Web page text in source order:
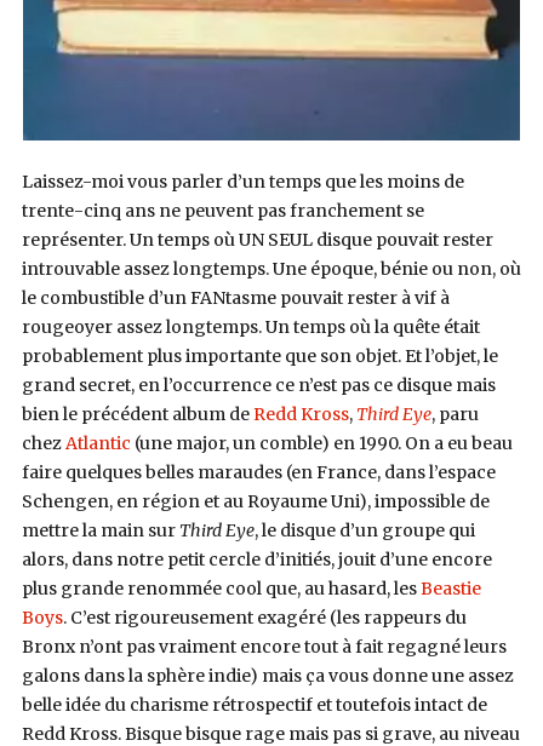
Laissez-moi vous parler d’un temps que les moins de
trente-cinq ans ne peuvent pas franchement se
représenter. Un temps où UN SEUL disque pouvait rester
introuvable assez longtemps. Une époque, bénie ou non, où
le combustible d’un FANtasme pouvait rester à vif à
rougeoyer assez longtemps. Un temps où la quête était
probablement plus importante que son objet. Et l’objet, le
grand secret, en l’occurrence ce n’est pas ce disque mais
bien le précédent album deRedd Kross, Third Eye, paru
chezAtlantic (une major, un comble) en 1990. On a eu beau
faire quelques belles maraudes (en France, dans l’espace
Schengen, en région et au Royaume Uni), impossible de
mettre la main sur Third Eye, le disque d’un groupe qui
alors, dans notre petit cercle d’initiés, jouit d’une encore
plus grande renommée cool que, au hasard, lesBeastie
Boys. C’est rigoureusement exagéré (les rappeurs du
Bronx n’ont pas vraiment encore tout à fait regagné leurs
galons dans la sphère indie) mais ça vous donne une assez
belle idée du charisme rétrospectif et toutefois intact de
Redd Kross. Bisque bisque rage mais pas si grave, au niveau